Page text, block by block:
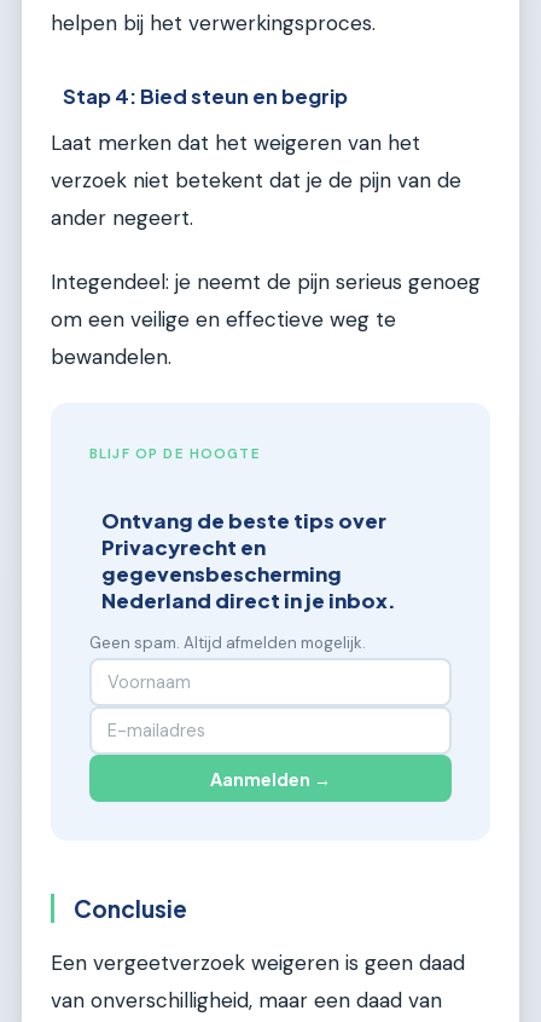
helpen bij het verwerkingsproces.
Stap 4: Bied steun en begrip
Laat merken dat het weigeren van het
verzoek niet betekent dat je de pijn van de
ander negeert.
Integendeel: je neemt de pijn serieus genoeg
om een veilige en effectieve weg te
bewandelen.
BLIJF OP DE HOOGTE
Ontvang de beste tips over
Privacyrecht en
gegevensbescherming
Nederland direct in je inbox.
Geen spam. Altijd afmelden mogelijk.
Aanmelden →
Conclusie
Een vergeetverzoek weigeren is geen daad
van onverschilligheid, maar een daad van